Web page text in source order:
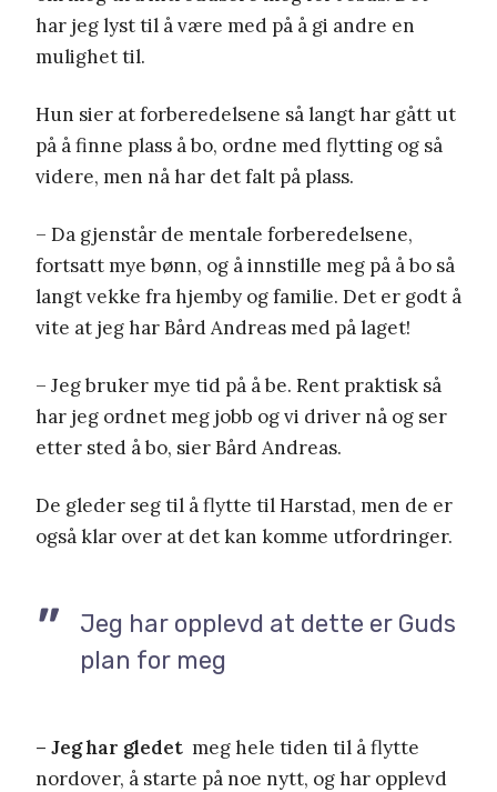
har jeg lyst til å være med på å gi andre en
mulighet til.
Hun sier at forberedelsene så langt har gått ut
på å finne plass å bo, ordne med flytting og så
videre, men nå har det falt på plass.
– Da gjenstår de mentale forberedelsene,
fortsatt mye bønn, og å innstille meg på å bo så
langt vekke fra hjemby og familie. Det er godt å
vite at jeg har Bård Andreas med på laget!
– Jeg bruker mye tid på å be. Rent praktisk så
har jeg ordnet meg jobb og vi driver nå og ser
etter sted å bo, sier Bård Andreas.
De gleder seg til å flytte til Harstad, men de er
også klar over at det kan komme utfordringer.
Jeg har opplevd at dette er Guds
plan for meg
– Jeg har gledet meg hele tiden til å flytte
nordover, å starte på noe nytt, og har opplevd